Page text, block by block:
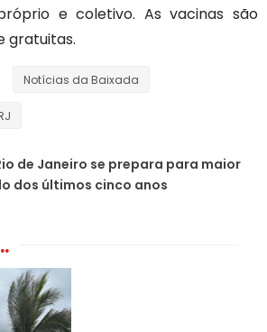
e coletivo. As vacinas são
gratuitas.
Notícias da Baixada
de Janeiro se prepara para maior
dos últimos cinco anos